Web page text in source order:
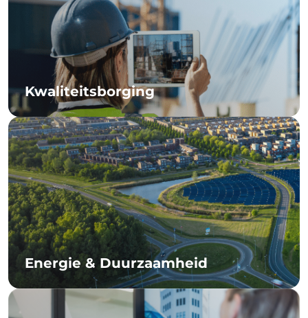
Kwaliteitsborging
Energie & Duurzaamheid